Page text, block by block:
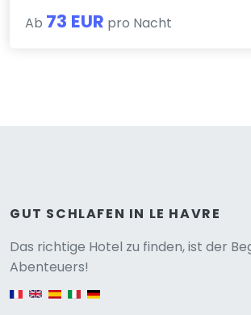
Ab 73 EUR pro Nacht
GUT SCHLAFEN IN LE HAVRE
Das richtige Hotel zu finden, ist der
Abenteuers!